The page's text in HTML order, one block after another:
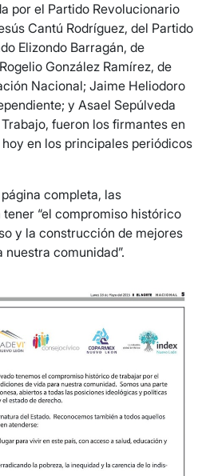
por el Partido Revolucionario
Cantú Rodríguez, del Partido
Elizondo Barragán, de
González Ramírez, de
Nacional; Jaime Heliodoro
y Asael Sepúlveda
fueron los firmantes en
en los principales periódicos
completa, las
“el compromiso histórico
y la construcción de mejores
comunidad”.